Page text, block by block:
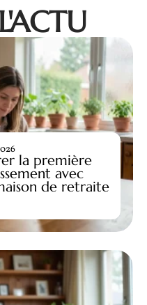
la première
avec
de retraite